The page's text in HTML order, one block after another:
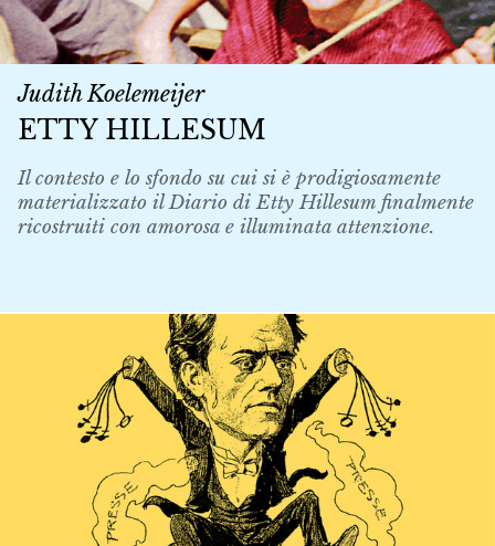
Judith Koelemeijer
ETTY HILLESUM
Il contesto e lo sfondo su cui si è prodigiosamente
materializzato il Diario di Etty Hillesum finalmente
ricostruiti con amorosa e illuminata attenzione.